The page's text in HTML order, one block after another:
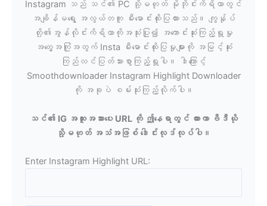
Instagram သည် သင်၏ PC သို့မဟုတ် မိုဘိုင်းကိရိယာတွင်
အချိန်မရွေး အလွယ်တကူ မီးမောင်းထိုးပြထားသည်။ ကျွန်ုပ်
တို့၏အွန်လိုင်းကိရိယာကိုအသုံးပြု၍ အကောင်းဆုံးကြည့်ရှုမှု
အတွေ့အကြုံအတွက် Insta မီးမောင်းထိုးပြမှုများကို အမြင့်ဆုံး
ကြည်လင်ပြတ်သားစွာကြည့်ရှုပါ။ ဒါကြောင့်
Smoothdownloader Instagram Highlight Downloader
ကို အခုပဲ စမ်းသုံးကြည့်လိုက်ပါ။
သင်၏ IG အထူးအသားပေး URL ကို ဤနေရာတွင် ထားကာ ဗီဒီယို
သို့မဟုတ် အသံအဖြစ် ဒေါင်းလုဒ်လုပ်ပါ။
Enter Instagram Highlight URL: